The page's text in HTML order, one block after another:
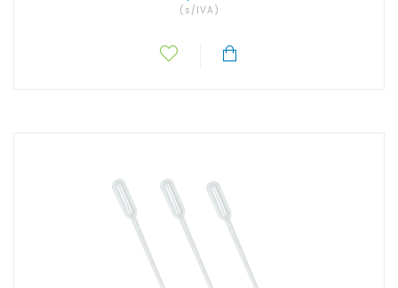
(s/IVA)